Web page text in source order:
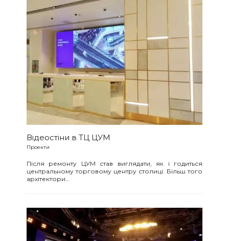
Відеостіни в ТЦ ЦУМ
Проекти
Після ремонту ЦУМ став виглядати, як і годиться
центральному торговому центру столиці. Більш того
архітектори…